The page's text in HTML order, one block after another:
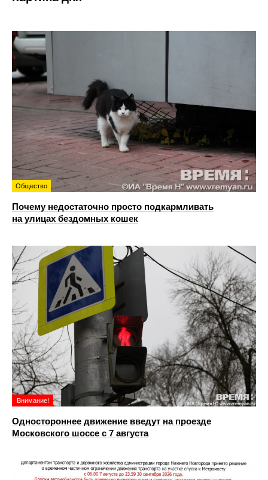
Общество
Почему недостаточно просто подкармливать
на улицах бездомных кошек
Внимание!
Одностороннее движение введут на проезде
Московского шоссе с 7 августа